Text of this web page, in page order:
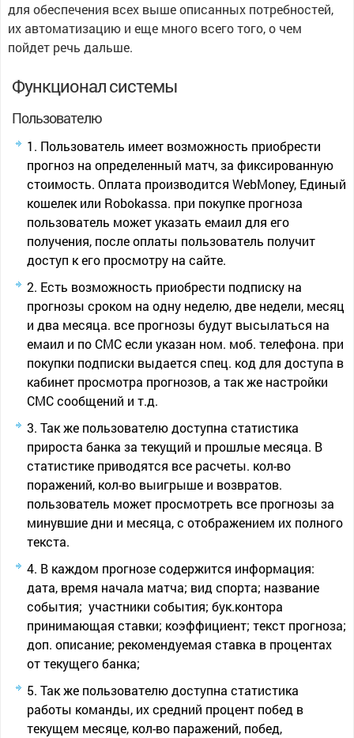
для обеспечения всех выше описанных потребностей,
их автоматизацию и еще много всего того, о чем
пойдет речь дальше.
Функционал системы
Пользователю
Пользователь имеет возможность приобрести
прогноз на определенный матч, за фиксированную
стоимость. Оплата производится WebMoney, Единый
кошелек или Robokassa. при покупке прогноза
пользователь может указать емаил для его
получения, после оплаты пользователь получит
доступ к его просмотру на сайте.
Есть возможность приобрести подписку на
прогнозы сроком на одну неделю, две недели, месяц
и два месяца. все прогнозы будут высылаться на
емаил и по СМС если указан ном. моб. телефона. при
покупки подписки выдается спец. код для доступа в
кабинет просмотра прогнозов, а так же настройки
СМС сообщений и т.д.
Так же пользователю доступна статистика
прироста банка за текущий и прошлые месяца. В
статистике приводятся все расчеты. кол-во
поражений, кол-во выигрыше и возвратов.
пользователь может просмотреть все прогнозы за
минувшие дни и месяца, с отображением их полного
текста.
В каждом прогнозе содержится информация:
дата, время начала матча; вид спорта; название
события; участники события; бук.контора
принимающая ставки; коэффициент; текст прогноза;
доп. описание; рекомендуемая ставка в процентах
от текущего банка;
Так же пользователю доступна статистика
работы команды, их средний процент побед в
текущем месяце, кол-во паражений, побед,